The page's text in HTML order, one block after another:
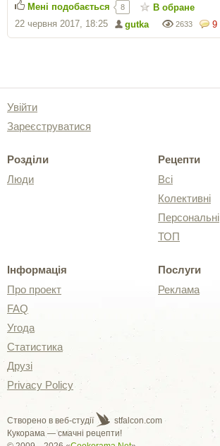
9
2633
gutka
22 червня 2017, 18:25
Мені подобається 8 В обране
Увійти
Зареєструватися
Розділи
Люди
Рецепти
Всі
Колективні
Персональні
ТОП
Інформація
Про проект
FAQ
Угода
Статистика
Друзі
Privacy Policy
Послуги
Реклама
Створено в веб-студії
stfalcon.com
Кукорама — смачні рецепти!